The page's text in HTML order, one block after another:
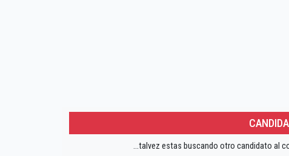
...talvez estas buscando otro candidato al